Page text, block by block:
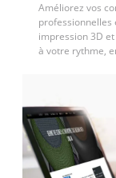
Améliorez vos
professionnelles
impression 3D
à votre rythme,